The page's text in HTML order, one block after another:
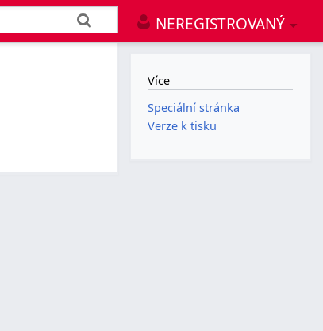
NEREGISTROVANÝ
Více
Speciální stránka
Verze k tisku